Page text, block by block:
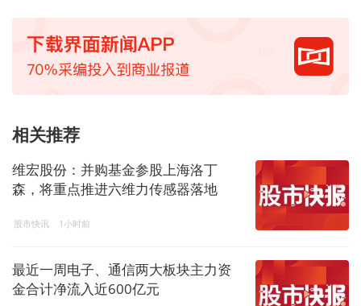
相关推荐
维宏股份：并购基金参股上海洛丁
森，将重点推进六维力传感器落地
股市快讯 1小时前
最近一周电子、通信两大板块主力资
金合计净流入近600亿元